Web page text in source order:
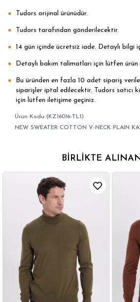
Tudors orijinal ürünüdür.
Tudors tarafından gönderilecektir.
14 gün içinde ücretsiz iade. Detaylı bilgi
Detaylı bakım talimatları için lütfen
Bu üründen en fazla 10 adet sipariş
siparişler iptal edilecektir. Tudors satıcı
için lütfen iletişime geçiniz.
(KZ16016-TL1)
NEW SWEATER COTTON V-NECK PLAIN
BIRLIKTE